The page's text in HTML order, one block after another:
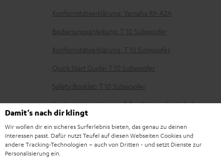
e
r
l
a
d
n
Konformitätserklärung: Yamaha RX-A2A
Bedienungsanleitung: T 10 Subwoofer
Konformitätserklärung: T 10 Subwoofer
Quick Start Guide: T 10 Subwoofer
Safety Booklet: T 10 Subwoofer
Konformitätserklärung: 2,5 m Subwoofer-Kabel
C3525W
Konformitätserklärung: 15 m Lautsprecherkabel C2515S
Damit‘s nach dir klingt
Wir wollen dir ein sicheres Surferlebnis bieten, das genau zu deinen
Interessen passt. Dafür nutzt Teufel auf diesen Webseiten Cookies und
andere Tracking-Technologien – auch von Dritten - und setzt Dienste zur
Personalisierung ein.